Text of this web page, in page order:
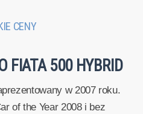
CENY
FIATA 500 HYBRID
w 2007 roku.
of the Year 2008 i bez